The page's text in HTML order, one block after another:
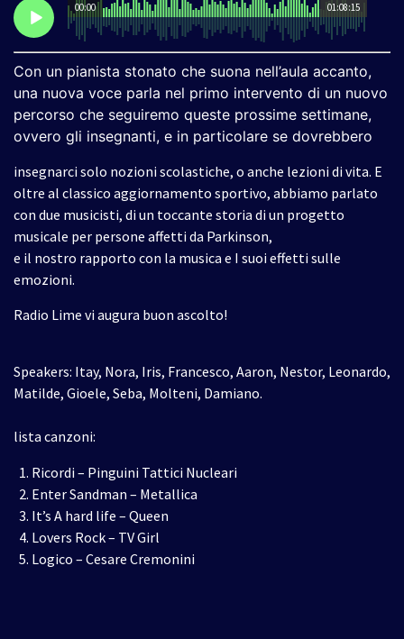
01:08:15
00:00
Con un pianista stonato che suona nell’aula accanto,
una nuova voce parla nel primo intervento di un nuovo
percorso che seguiremo queste prossime settimane,
ovvero gli insegnanti, e in particolare se dovrebbero
insegnarci solo nozioni scolastiche, o anche lezioni di vita. E
oltre al classico aggiornamento sportivo, abbiamo parlato
con due musicisti, di un toccante storia di un progetto
musicale per persone affetti da Parkinson,
e il nostro rapporto con la musica e I suoi effetti sulle
emozioni.
Radio Lime vi augura buon ascolto!
Speakers: Itay, Nora, Iris, Francesco, Aaron, Nestor, Leonardo,
Matilde, Gioele, Seba, Molteni, Damiano.
lista canzoni:
Ricordi – Pinguini Tattici Nucleari
Enter Sandman – Metallica
It’s A hard life – Queen
Lovers Rock – TV Girl
Logico – Cesare Cremonini